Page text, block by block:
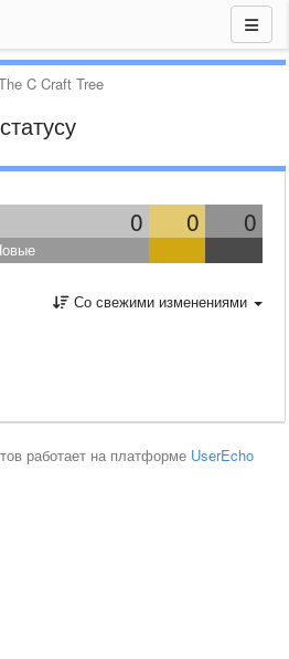
C Craft Tree
0 0 0
Со свежими изменениями
работает на платформе UserEcho